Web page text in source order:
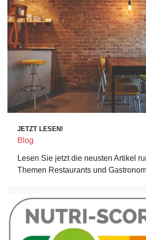
JETZT LESEN!
Blog
Lesen Sie jetzt die neusten Artikel
Themen Restaurants und